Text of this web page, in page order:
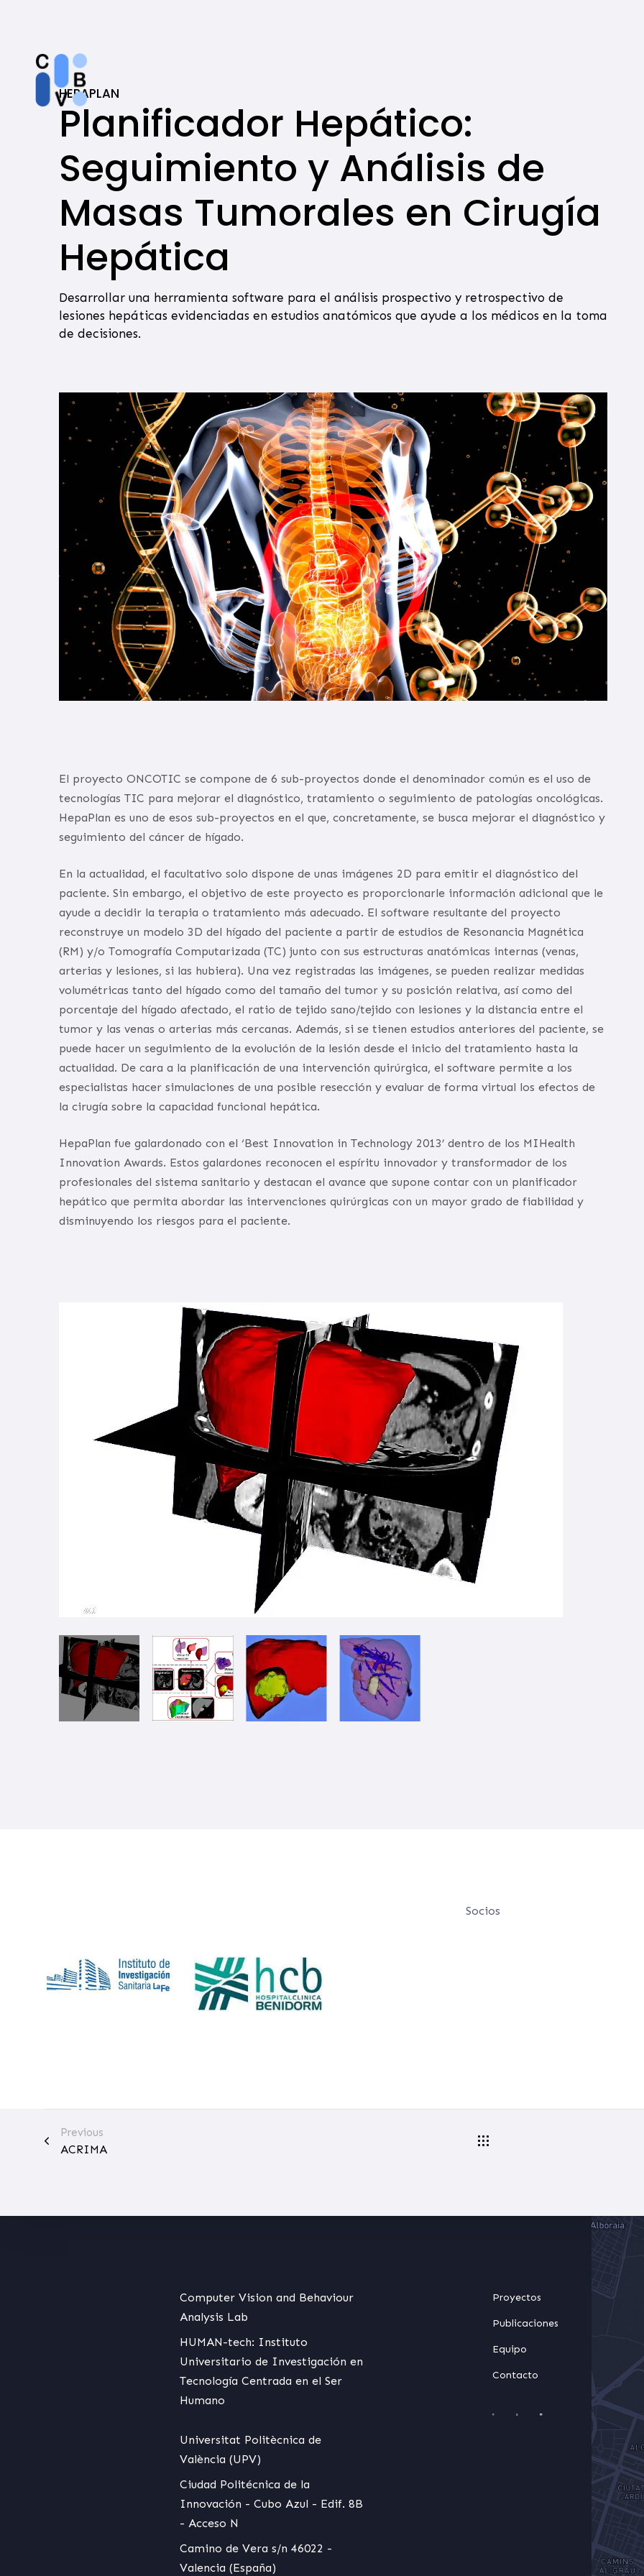
navigation
HEPAPLAN
Planificador Hepático:
Seguimiento y Análisis de
Masas Tumorales en Cirugía
Hepática
Desarrollar una herramienta software para el análisis prospectivo y retrospectivo de
lesiones hepáticas evidenciadas en estudios anatómicos que ayude a los médicos en la toma
de decisiones.
El proyecto ONCOTIC se compone de 6 sub-proyectos donde el denominador común es el uso de
tecnologías TIC para mejorar el diagnóstico, tratamiento o seguimiento de patologías oncológicas.
HepaPlan es uno de esos sub-proyectos en el que, concretamente, se busca mejorar el diagnóstico y
seguimiento del cáncer de hígado.
En la actualidad, el facultativo solo dispone de unas imágenes 2D para emitir el diagnóstico del
paciente. Sin embargo, el objetivo de este proyecto es proporcionarle información adicional que le
ayude a decidir la terapia o tratamiento más adecuado. El software resultante del proyecto
reconstruye un modelo 3D del hígado del paciente a partir de estudios de Resonancia Magnética
(RM) y/o Tomografía Computarizada (TC) junto con sus estructuras anatómicas internas (venas,
arterias y lesiones, si las hubiera). Una vez registradas las imágenes, se pueden realizar medidas
volumétricas tanto del hígado como del tamaño del tumor y su posición relativa, así como del
porcentaje del hígado afectado, el ratio de tejido sano/tejido con lesiones y la distancia entre el
tumor y las venas o arterias más cercanas. Además, si se tienen estudios anteriores del paciente, se
puede hacer un seguimiento de la evolución de la lesión desde el inicio del tratamiento hasta la
actualidad. De cara a la planificación de una intervención quirúrgica, el software permite a los
especialistas hacer simulaciones de una posible resección y evaluar de forma virtual los efectos de
la cirugía sobre la capacidad funcional hepática.
HepaPlan fue galardonado con el ‘Best Innovation in Technology 2013’ dentro de los MIHealth
Innovation Awards. Estos galardones reconocen el espíritu innovador y transformador de los
profesionales del sistema sanitario y destacan el avance que supone contar con un planificador
hepático que permita abordar las intervenciones quirúrgicas con un mayor grado de fiabilidad y
disminuyendo los riesgos para el paciente.
Socios
Previous
ACRIMA
Computer Vision and Behaviour
Analysis Lab
HUMAN-tech: Instituto
Universitario de Investigación en
Tecnología Centrada en el Ser
Humano
Universitat Politècnica de
València (UPV)
Ciudad Politécnica de la
Innovación - Cubo Azul - Edif. 8B
- Acceso N
Camino de Vera s/n 46022 -
Valencia (España)
Proyectos
Publicaciones
Equipo
Contacto